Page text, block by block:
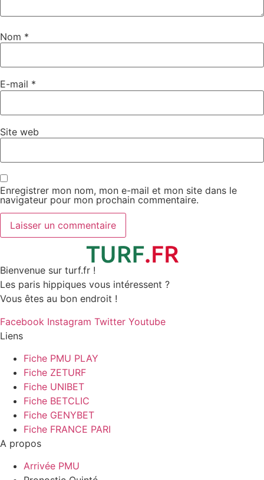
Nom *
E-mail *
Site web
Enregistrer mon nom, mon e-mail et mon site dans le
navigateur pour mon prochain commentaire.
Bienvenue sur turf.fr !
Les paris hippiques vous intéressent ?
Vous êtes au bon endroit !
Facebook Instagram Twitter Youtube
Liens
Fiche PMU PLAY
Fiche ZETURF
Fiche UNIBET
Fiche BETCLIC
Fiche GENYBET
Fiche FRANCE PARI
A propos
Arrivée PMU